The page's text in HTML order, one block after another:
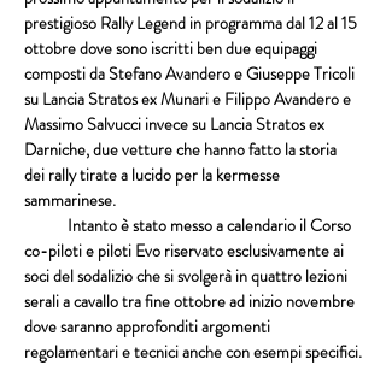
prestigioso Rally Legend in programma dal 12 al 15
ottobre dove sono iscritti ben due equipaggi
composti da Stefano Avandero e Giuseppe Tricoli
su Lancia Stratos ex Munari e Filippo Avandero e
Massimo Salvucci invece su Lancia Stratos ex
Darniche, due vetture che hanno fatto la storia
dei rally tirate a lucido per la kermesse
sammarinese.
Intanto è stato messo a calendario il Corso
co-piloti e piloti Evo riservato esclusivamente ai
soci del sodalizio che si svolgerà in quattro lezioni
serali a cavallo tra fine ottobre ad inizio novembre
dove saranno approfonditi argomenti
regolamentari e tecnici anche con esempi specifici.